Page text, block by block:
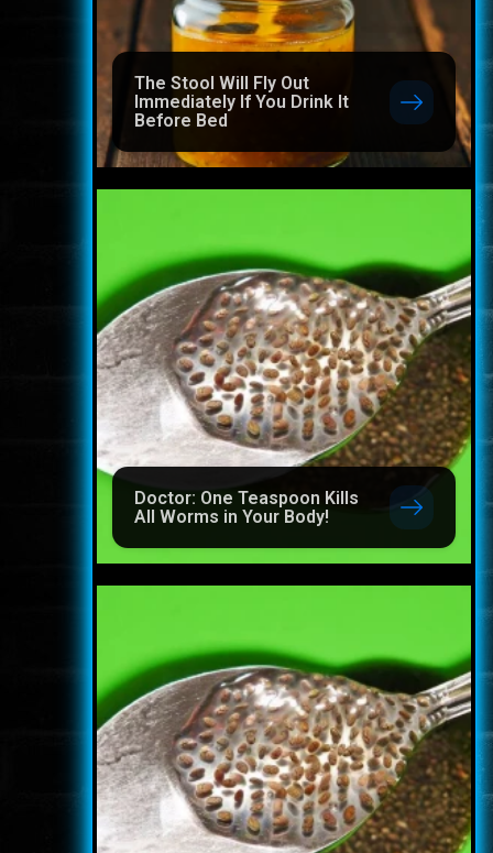
The Stool Will Fly Out
Immediately If You Drink It
Before Bed
Doctor: One Teaspoon Kills
All Worms in Your Body!